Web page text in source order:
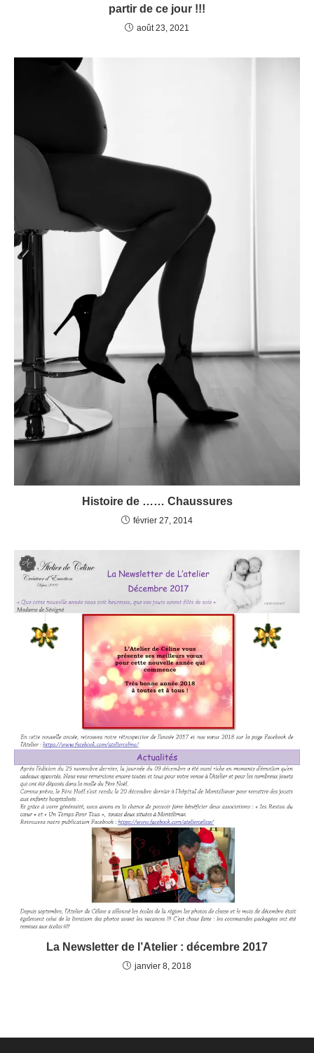
partir de ce jour !!!
août 23, 2021
Histoire de …… Chaussures
février 27, 2014
La Newsletter de l’Atelier : décembre 2017
janvier 8, 2018